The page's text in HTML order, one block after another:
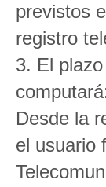
previstos
registro
3. El
Desde la
el usuario